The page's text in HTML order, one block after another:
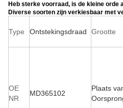
Heb sterke voorraad, is de kleine orde
Diverse soorten zijn verkiesbaar met
Type Ontstekingsdraad Grootte
OE
NR
MD365102
Plaats